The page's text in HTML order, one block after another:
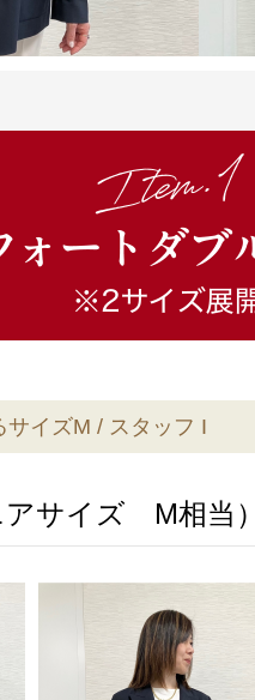
定期お届けサ
気ライン
レススノー
ドレスリフト
イズM / スタッフ I
アサイズ M相当